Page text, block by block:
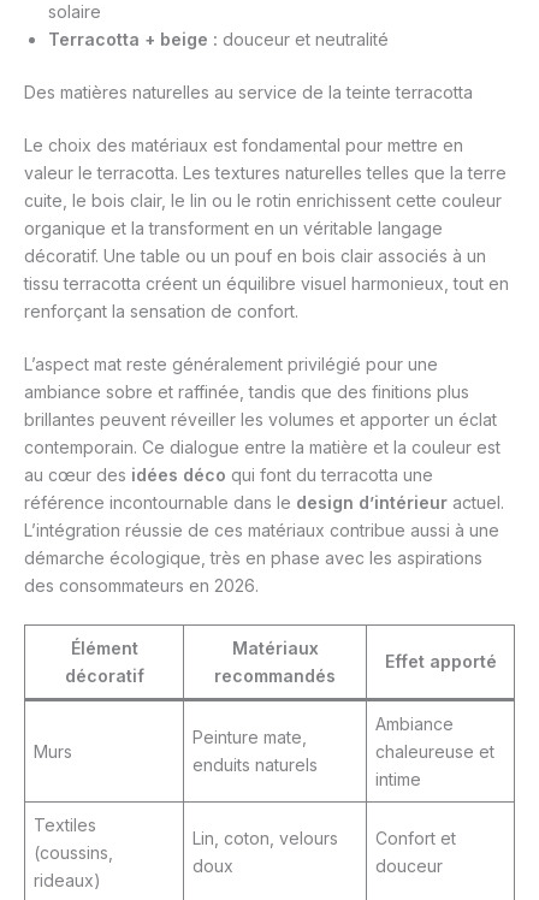
solaire
Terracotta + beige : douceur et neutralité
Des matières naturelles au service de la teinte terracotta
Le choix des matériaux est fondamental pour mettre en
valeur le terracotta. Les textures naturelles telles que la terre
cuite, le bois clair, le lin ou le rotin enrichissent cette couleur
organique et la transforment en un véritable langage
décoratif. Une table ou un pouf en bois clair associés à un
tissu terracotta créent un équilibre visuel harmonieux, tout en
renforçant la sensation de confort.
L’aspect mat reste généralement privilégié pour une
ambiance sobre et raffinée, tandis que des finitions plus
brillantes peuvent réveiller les volumes et apporter un éclat
contemporain. Ce dialogue entre la matière et la couleur est
au cœur des idées déco qui font du terracotta une
référence incontournable dans le design d’intérieur actuel.
L’intégration réussie de ces matériaux contribue aussi à une
démarche écologique, très en phase avec les aspirations
des consommateurs en 2026.
Élément
décoratif
Matériaux
recommandés
Effet apporté
Murs
Peinture mate,
enduits naturels
Ambiance
chaleureuse et
intime
Textiles
(coussins,
rideaux)
Lin, coton, velours
doux
Confort et
douceur